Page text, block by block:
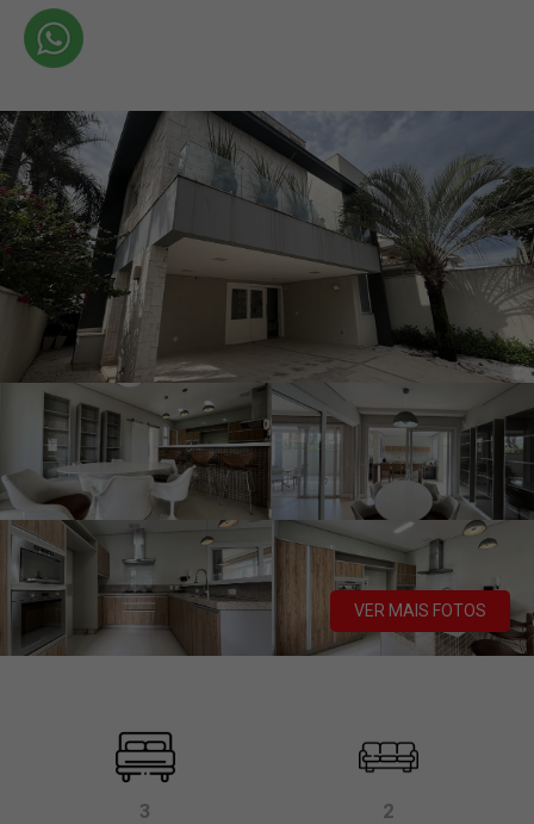
VER MAIS FOTOS
3 2